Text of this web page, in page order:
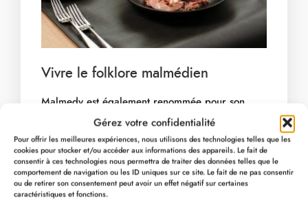
Gérez votre confidentialité
Pour offrir les meilleures expériences, nous utilisons des technologies telles que les
cookies pour stocker et/ou accéder aux informations des appareils. Le fait de
consentir à ces technologies nous permettra de traiter des données telles que le
comportement de navigation ou les ID uniques sur ce site. Le fait de ne pas consentir
ou de retirer son consentement peut avoir un effet négatif sur certaines
caractéristiques et fonctions.
Vivre le folklore malmédien
Malmedy est également renommée pour son
folklore unique, qui insuffle un esprit convivial et
festif tout au long de l’année. En automne, la
ville s’anime autour de traditions riches et
authentiques. Citons notamment les célèbres
Feux de la Saint-Martin qui ont lieu chaque